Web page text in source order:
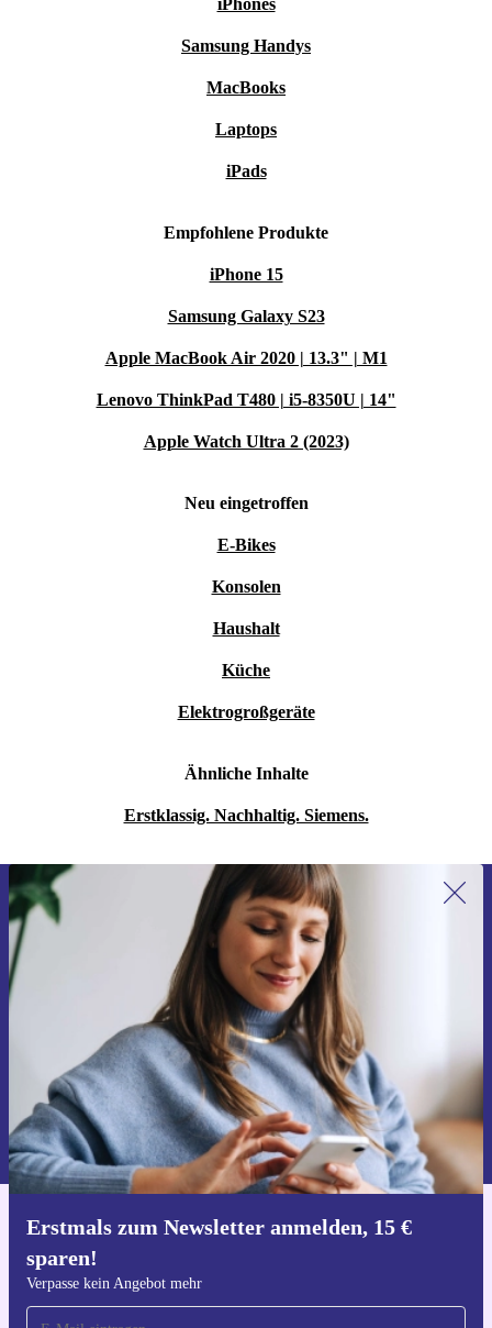
iPhones
Samsung Handys
MacBooks
Laptops
iPads
Empfohlene Produkte
iPhone 15
Samsung Galaxy S23
Apple MacBook Air 2020 | 13.3" | M1
Lenovo ThinkPad T480 | i5-8350U | 14"
Apple Watch Ultra 2 (2023)
Neu eingetroffen
E-Bikes
Konsolen
Haushalt
Küche
Elektrogroßgeräte
Ähnliche Inhalte
Erstklassig. Nachhaltig. Siemens.
Erstmals zum Newsletter anmelden, 15 €
sparen!
Verpasse kein Angebot mehr
Erstmals zum Newsletter anmelden,
15 € sparen!
Verpasse kein Angebot mehr.
Gutschein anfordern
Informationen über die Verwendung personenbezogener Daten findest
du in unserer
Datenschutzerklärung.
Hol dir die refurbed-App